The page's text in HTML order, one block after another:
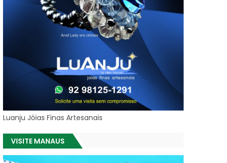
Luanju Jóias Finas Artesanais
VISITE MANAUS